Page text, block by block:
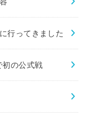
行ってきました
の公式戦